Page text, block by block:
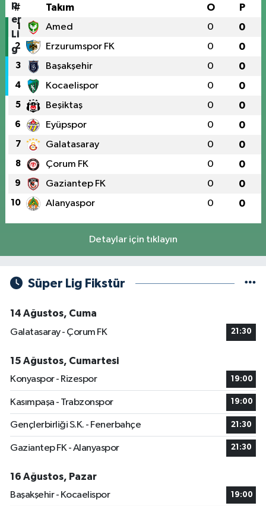
# Takım O P
1 Amed 0 0
2 Erzurumspor FK 0 0
3 Başakşehir 0 0
4 Kocaelispor 0 0
5 Beşiktaş 0 0
6 Eyüpspor 0 0
7 Galatasaray 0 0
8 Çorum FK 0 0
9 Gaziantep FK 0 0
10 Alanyaspor 0 0
Detaylar için tıklayın
Süper Lig Fikstür
14 Ağustos, Cuma
Galatasaray - Çorum FK
21:30
15 Ağustos, Cumartesi
Konyaspor - Rizespor
19:00
Kasımpaşa - Trabzonspor 19:00
Gençlerbirliği S.K. - Fenerbahçe 21:30
Gaziantep FK - Alanyaspor 21:30
16 Ağustos, Pazar
Başakşehir - Kocaelispor
19:00